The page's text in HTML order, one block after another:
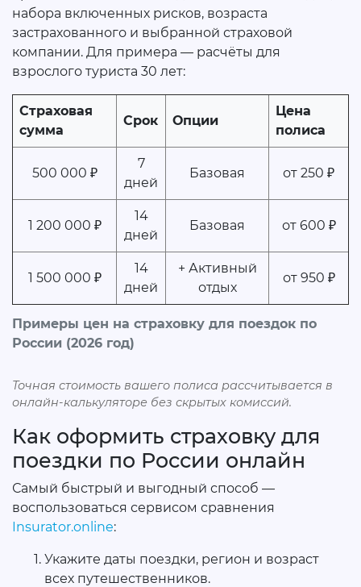
набора включенных рисков, возраста
застрахованного и выбранной страховой
компании. Для примера — расчёты для
взрослого туриста 30 лет:
Примеры цен на страховку для поездок по
России (2026 год)
Страховая
сумма
Срок Опции
Цена
полиса
500 000 ₽
7
дней
Базовая от 250 ₽
1 200 000 ₽
14
дней
Базовая от 600 ₽
1 500 000 ₽
14
дней
+ Активный
отдых
от 950 ₽
Точная стоимость вашего полиса рассчитывается в
онлайн-калькуляторе без скрытых комиссий.
Как оформить страховку для
поездки по России онлайн
Самый быстрый и выгодный способ —
воспользоваться сервисом сравнения
Insurator.online:
Укажите даты поездки, регион и возраст
всех путешественников.